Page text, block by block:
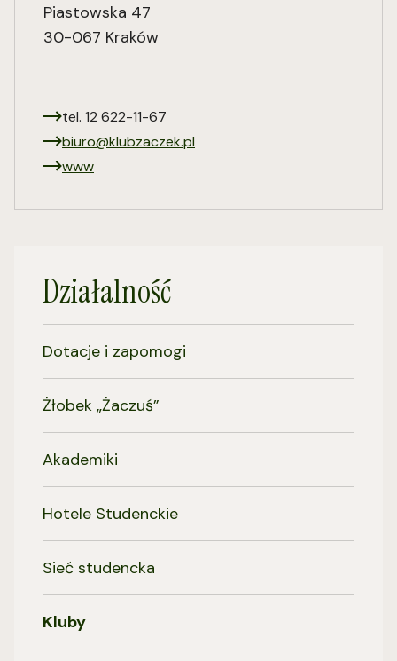
Piastowska 47
30-067 Kraków
tel. 12 622-11-67
biuro@klubzaczek.pl
www
Działalność
Dotacje i zapomogi
Żłobek „Żaczuś”
Akademiki
Hotele Studenckie
Sieć studencka
Kluby